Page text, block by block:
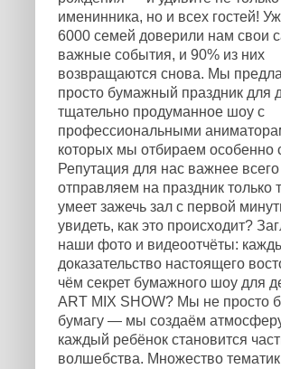
именинника, но и всех гостей!
6000 семей доверили нам свои
важные события, и 90% из них
возвращаются снова. Мы
просто бумажный праздник для
тщательно продуманное шоу с
профессиональными
которых мы отбираем особенно
Репутация для нас важнее
отправляем на праздник только
умеет зажечь зал с первой
увидеть, как это происходит?
наши фото и видеоотчёты:
доказательство настоящего
чём секрет бумажного шоу для
ART MIX SHOW? Мы не просто
бумагу — мы создаём
каждый ребёнок становится
волшебства. Множество